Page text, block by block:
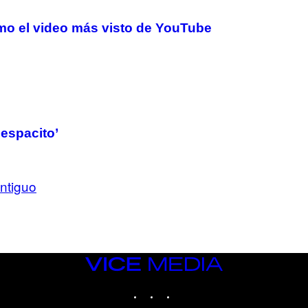
el video más visto de YouTube
VICE
MEDIA